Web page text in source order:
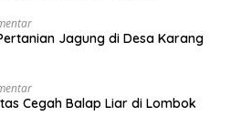
Jagung di Desa Karang
Cegah Balap Liar di Lombok